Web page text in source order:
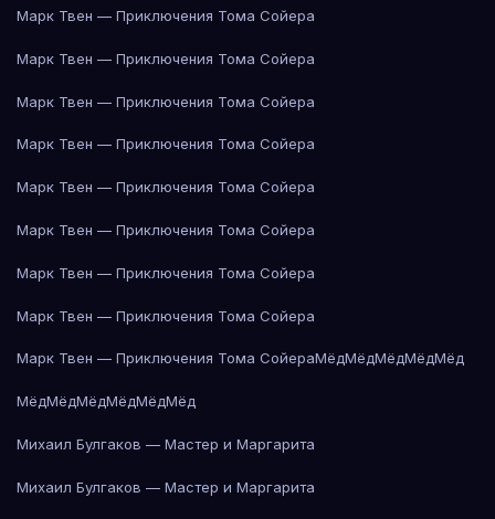
Марк Твен — Приключения Тома Сойера
Марк Твен — Приключения Тома Сойера
Марк Твен — Приключения Тома Сойера
Марк Твен — Приключения Тома Сойера
Марк Твен — Приключения Тома Сойера
Марк Твен — Приключения Тома Сойера
Марк Твен — Приключения Тома Сойера
Марк Твен — Приключения Тома Сойера
Марк Твен — Приключения Тома СойераМёдМёдМёдМёдМёд
МёдМёдМёдМёдМёдМёд
Михаил Булгаков — Мастер и Маргарита
Михаил Булгаков — Мастер и Маргарита